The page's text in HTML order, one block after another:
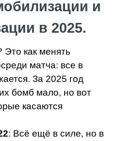
и
в 2025.
Это как менять
матча: все в
За 2025 год
бомб мало, но вот
касаются
: Всё ещё в силе, но в